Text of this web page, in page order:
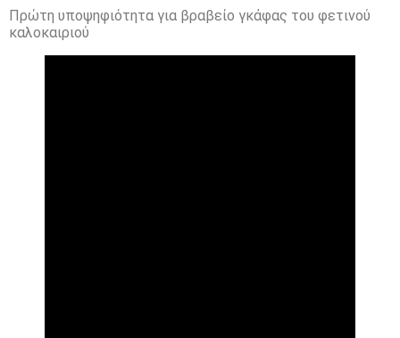
Πρώτη υποψηφιότητα για βραβείο γκάφας του φετινού
καλοκαιριού